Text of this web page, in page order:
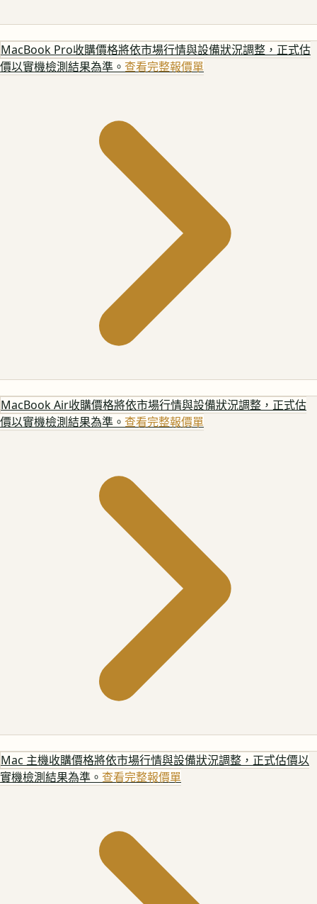
MacBook Pro收購價格將依市場行情與設備狀況調整，正式估
價以實機檢測結果為準。 查看完整報價單
MacBook Air收購價格將依市場行情與設備狀況調整，正式估
價以實機檢測結果為準。 查看完整報價單
Mac 主機收購價格將依市場行情與設備狀況調整，正式估價以
實機檢測結果為準。 查看完整報價單